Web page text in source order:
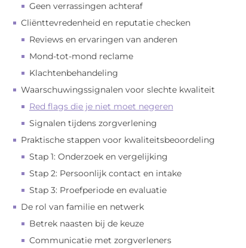
Geen verrassingen achteraf
Cliënttevredenheid en reputatie checken
Reviews en ervaringen van anderen
Mond-tot-mond reclame
Klachtenbehandeling
Waarschuwingssignalen voor slechte kwaliteit
Red flags die je niet moet negeren
Signalen tijdens zorgverlening
Praktische stappen voor kwaliteitsbeoordeling
Stap 1: Onderzoek en vergelijking
Stap 2: Persoonlijk contact en intake
Stap 3: Proefperiode en evaluatie
De rol van familie en netwerk
Betrek naasten bij de keuze
Communicatie met zorgverleners